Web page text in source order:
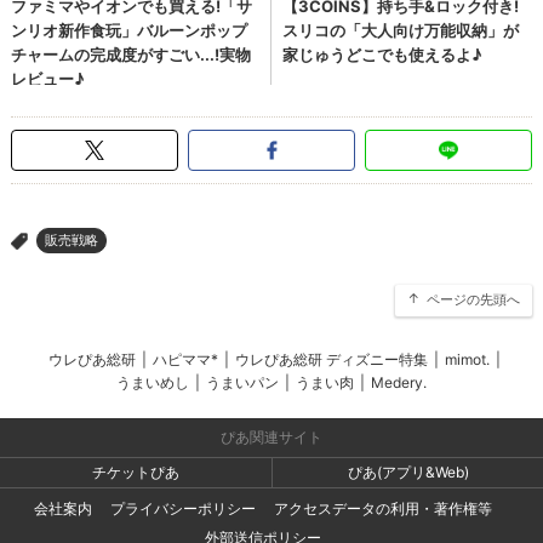
> 販売戦略
ページの先頭へ
ウレぴあ総研 ハピママ* ウレぴあ総研 ディズニー特集 mimot.
うまいめし
うまいパン うまい肉 Medery.
ぴあ関連サイト
チケットぴあ
ぴあ(アプリ&Web)
会社案内
プライバシーポリシー
アクセスデータの利用・著作権等
外部送信ポリシー